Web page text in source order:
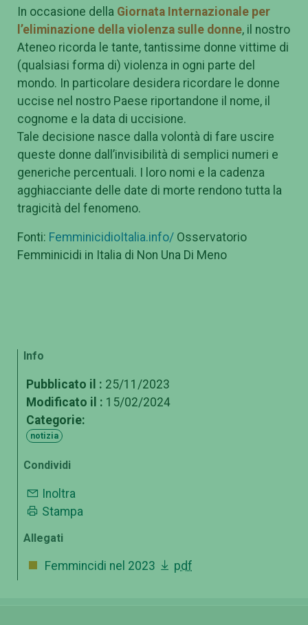
In occasione della Giornata Internazionale per
l’eliminazione della violenza sulle donne, il nostro
Ateneo ricorda le tante, tantissime donne vittime di
(qualsiasi forma di) violenza in ogni parte del
mondo. In particolare desidera ricordare le donne
uccise nel nostro Paese riportandone il nome, il
cognome e la data di uccisione.
Tale decisione nasce dalla volontà di fare uscire
queste donne dall’invisibilità di semplici numeri e
generiche percentuali. I loro nomi e la cadenza
agghiacciante delle date di morte rendono tutta la
tragicità del fenomeno.
Fonti: FemminicidioItalia.info/ Osservatorio
Femminicidi in Italia di Non Una Di Meno
Info
Pubblicato il : 25/11/2023
Modificato il : 15/02/2024
Categorie:
notizia
Condividi
Inoltra
Stampa
Allegati
Femmincidi nel 2023 pdf